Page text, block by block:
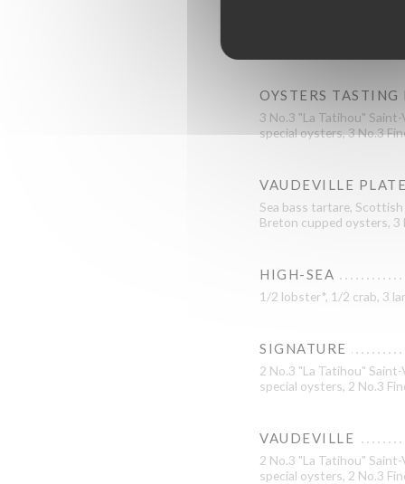
OYSTERS
3 No.3 "La Tatihou"
special oysters, 3 No.3
VAUDEVILLE PLATE
Sea bass tartare,
Breton cupped oysters, 3
HIGH-SEA
1/2 lobster*, 1/2 crab, 3
SIGNATURE
2 No.3 "La Tatihou"
special oysters, 2 No.3
VAUDEVILLE
2 No.3 "La Tatihou"
special oysters, 2 No.3